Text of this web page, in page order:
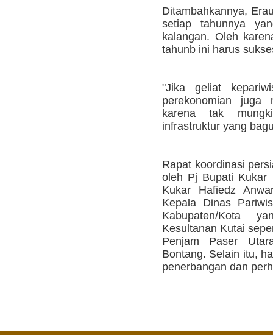
Ditambahkannya,
setiap tahunnya
kalangan. Oleh
tahunb ini harus
"Jika geliat
perekonomian juga
karena tak
infrastruktur yang
Rapat koordinasi
oleh Pj Bupati Kukar
Kukar Hafiedz
Kepala Dinas
Kabupaten/Kota
Kesultanan Kutai
Penjam Paser
Bontang. Selain itu,
penerbangan dan